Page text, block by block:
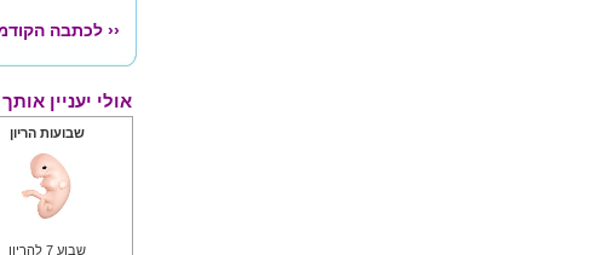
‹‹ לכתבה
אולי יעניין
שבועות הריון
שבוע 7 להריון